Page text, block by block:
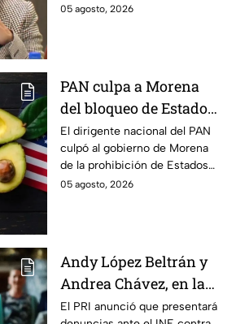
Altiplano y anunció que
05 agosto, 2026
PAN culpa a Morena
del bloqueo de Estados
Unidos al aguacate de
Michoacán
El dirigente nacional del PAN
culpó al gobierno de Morena
de la prohibición de Estados
Unidos para exportar aguacate
05 agosto, 2026
Andy López Beltrán y
Andrea Chávez, en la
mira del PRI por
El PRI anunció que presentará